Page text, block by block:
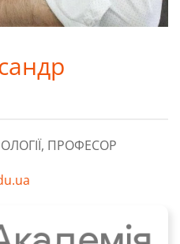
ПРОФЕСОР